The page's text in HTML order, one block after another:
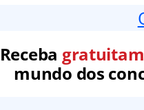
Receba
mundo dos